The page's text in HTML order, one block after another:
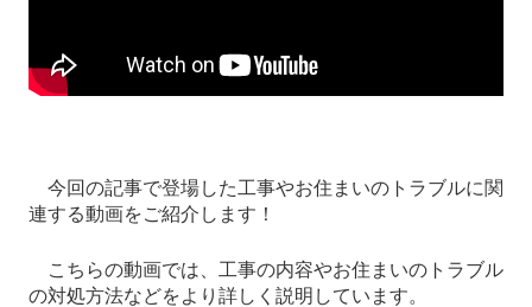
今回の記事で登場した工事やお住まいのトラブルに関
連する動画をご紹介します！
こちらの動画では、工事の内容やお住まいのトラブル
の対処方法などをより詳しく説明しています。